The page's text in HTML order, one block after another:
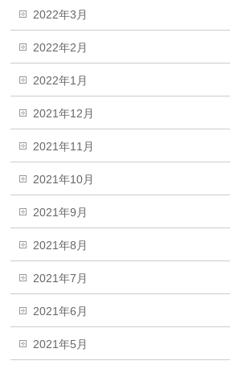
2022年3月
2022年2月
2022年1月
2021年12月
2021年11月
2021年10月
2021年9月
2021年8月
2021年7月
2021年6月
2021年5月